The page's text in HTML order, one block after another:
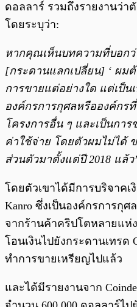
ดอลลาร์ รวมถึงรายงานว่า
โดยระบุว่า:
หากคุณเห็นบทความที่บอกว่า
[กระดานแลกเปลี่ยน] ‘ ผม
การขายแต่อย่างใด แต่เป็น
องค์กรการกุศลหรือองค์กร
โครงการอื่น ๆ และเป็นกา
ค่าใช้จ่าย โดยตัวผมไม่ได้
ส่วนตัวมาตั้งแต่ปี 2018 แล้ว
โดยตัวเขาได้มีการบริจาคเ
Kanro ซึ่งเป็นองค์กรการกุ
จากร้านค้าคริปโตหลายแห่
โอนเงินไปยังกระดานเทรด
ทำการขายเหรียญไปแล้ว
และได้มีรายงานจาก